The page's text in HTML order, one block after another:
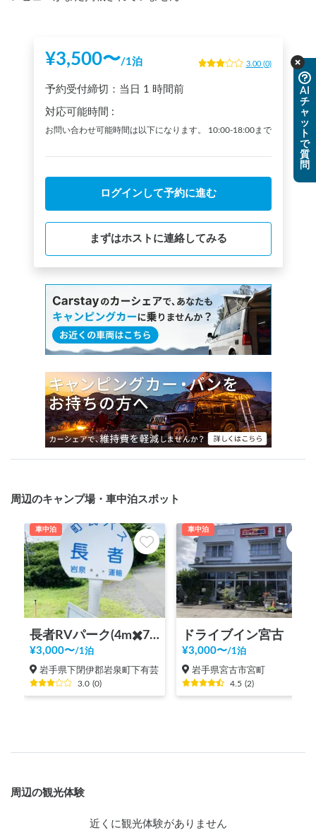
¥3,500〜/1泊 3.00(0)
予約受付締切： 当日 1 時間前
対応可能時間 :
お問い合わせ可能時間は以下になります。 10:00-18:00まで
ログインして予約に進む
まずはホストに連絡してみる
周辺のキャンプ場・車中泊スポット
車中泊
長者RVパーク(4m✖️7m)
¥3,000〜/1泊
岩手県下閉伊郡岩泉町下有芸
3.0 (0)
車中泊
ドライブイン宮古
¥3,000〜/1泊
岩手県宮古市宮町
4.5 (2)
周辺の観光体験
近くに観光体験がありません
AI
チ
ャ
ッ
ト
で
質
問